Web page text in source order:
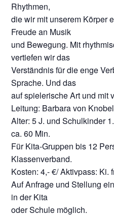
Rhythmen,
die wir mit unserem Körper
Freude an Musik
und Bewegung. Mit
vertiefen wir das
Verständnis für die enge
Sprache. Und das
auf spielerische Art und mit
Leitung: Barbara von
Alter: 5 J. und Schulkinder
ca. 60 Min.
Für Kita-Gruppen bis 12
Klassenverband.
Kosten: 4,- €/ Aktivpass: Ki.
Auf Anfrage und Stellung
in der Kita
oder Schule möglich.